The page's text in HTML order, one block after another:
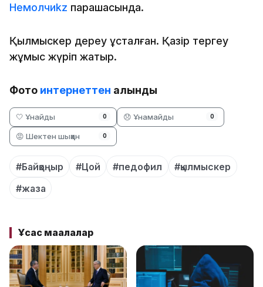
Немолчиkz парақшасында.
Қылмыскер дереу ұсталған. Қазір тергеу
жұмыс жүріп жатыр.
Фото интернеттен алынды
🤍 Ұнайды 0 😞 Ұнамайды 0
😡 Шектен шыққан 0
#Байқоңыр #Цой #педофил
#қылмыскер
#жаза
Ұқсас мақалалар